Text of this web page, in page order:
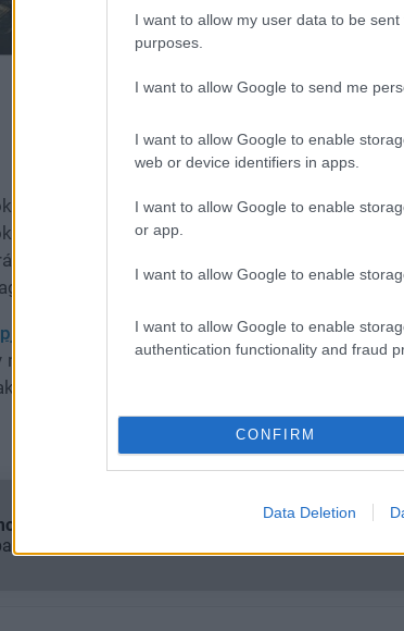
I want to allow my user data to be
purposes.
I want to allow Google to send me
I want to allow Google to enable
web or device identifiers in apps.
I want to allow Google to enable
or app.
I want to allow Google to enable
I want to allow Google to enable
authentication functionality and fraud
CONFIRM
Data Deletion
visszatérő, klasszikus dalokról van
kevésbé emlékezetes a széria főcímén
a külső fedlapon belül a lemezek egy
felbontású printeket láthatunk a sorozat
lehetett megrendelni, de az első kör
második kör. Az ára egyébként 35 dollár, azaz
hazai viszonteladóknál) elérhetővé
zene és a nyár legjobb hangulata – Jön a
strandröplabda-sorozat.